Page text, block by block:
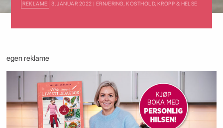
REKLAME 3. JANUAR 2022 | ERNÆRING, KOSTHOLD, KROPP & HELSE
egen reklame